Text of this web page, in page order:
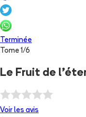
Terminée
Tome1/6
Le Fruit de
Voir les avis